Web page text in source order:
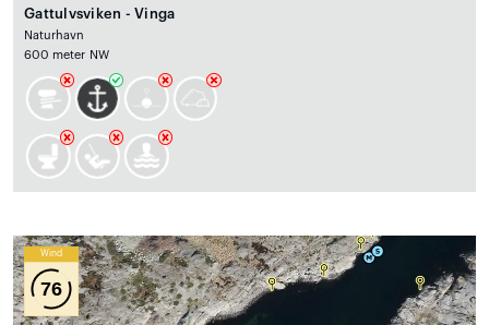
Gattulvsviken - Vinga
Naturhavn
600 meter NW
Wind
76